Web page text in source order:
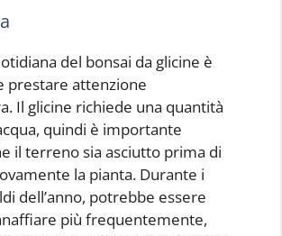
del bonsai da glicine è
prestare attenzione
Il glicine richiede una quantità
quindi è importante
il terreno sia asciutto prima di
la pianta. Durante i
dell’anno, potrebbe essere
più frequentemente,